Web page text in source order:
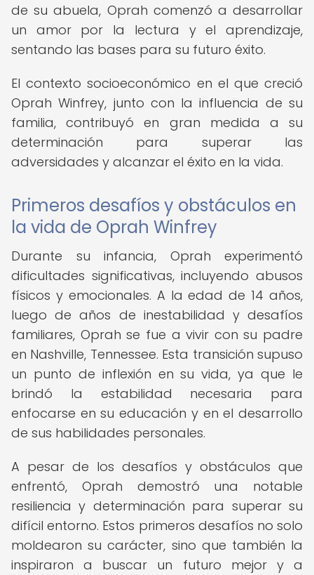
de su abuela, Oprah comenzó a desarrollar
un amor por la lectura y el aprendizaje,
sentando las bases para su futuro éxito.
El contexto socioeconómico en el que creció
Oprah Winfrey, junto con la influencia de su
familia, contribuyó en gran medida a su
determinación para superar las
adversidades y alcanzar el éxito en la vida.
Primeros desafíos y obstáculos en
la vida de Oprah Winfrey
Durante su infancia, Oprah experimentó
dificultades significativas, incluyendo abusos
físicos y emocionales. A la edad de 14 años,
luego de años de inestabilidad y desafíos
familiares, Oprah se fue a vivir con su padre
en Nashville, Tennessee. Esta transición supuso
un punto de inflexión en su vida, ya que le
brindó la estabilidad necesaria para
enfocarse en su educación y en el desarrollo
de sus habilidades personales.
A pesar de los desafíos y obstáculos que
enfrentó, Oprah demostró una notable
resiliencia y determinación para superar su
difícil entorno. Estos primeros desafíos no solo
moldearon su carácter, sino que también la
inspiraron a buscar un futuro mejor y a